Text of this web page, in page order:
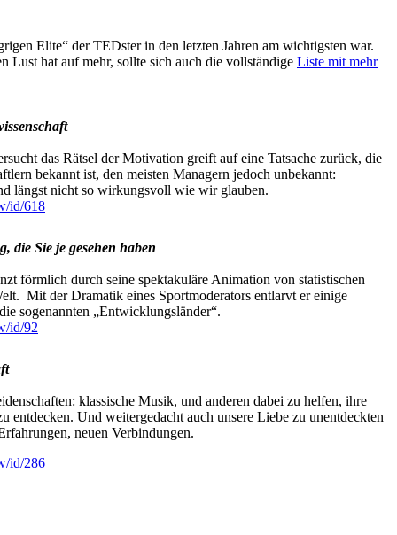
Elite“ der TEDster in den letzten Jahren am wichtigsten war.
hat auf mehr, sollte sich auch die vollständige Liste mit mehr
das Rätsel der Motivation greift auf eine Tatsache zurück, die
bekannt ist, den meisten Managern jedoch unbekannt:
längst nicht so wirkungsvoll wie wir glauben.
id/618
die Sie je gesehen haben
förmlich durch seine spektakuläre Animation von statistischen
Mit der Dramatik eines Sportmoderators entlarvt er einige
sogenannten „Entwicklungsländer“.
id/92
klassische Musik, und anderen dabei zu helfen, ihre
entdecken. Und weitergedacht auch unsere Liebe zu unentdeckten
neuen Verbindungen.
id/286